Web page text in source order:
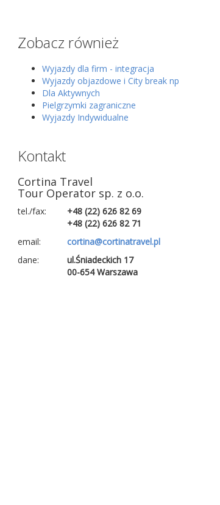
Zobacz również
Wyjazdy dla firm - integracja
Wyjazdy objazdowe i City break np
Dla Aktywnych
Pielgrzymki zagraniczne
Wyjazdy Indywidualne
Kontakt
Cortina Travel
Tour Operator sp. z o.o.
tel./fax:
+48 (22) 626 82 69
+48 (22) 626 82 71
email:
cortina@cortinatravel.pl
dane:
ul.Śniadeckich 17
00-654 Warszawa